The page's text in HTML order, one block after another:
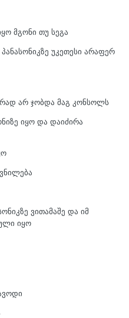
მგონი თუ სეგა
უკეთესი არაფერ
არ ჯობდა მაგ კონსოლს
იყო და დაიძირა
ვითამაშე და იმ
იყო